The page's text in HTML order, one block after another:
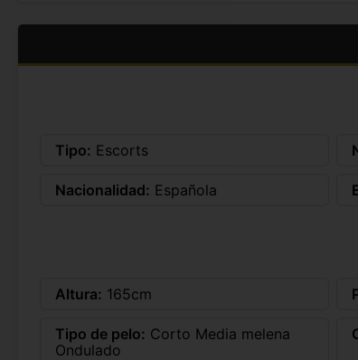
Tipo: Escorts
Nacionalidad: Española
Altura: 165cm
Tipo de pelo: Corto Media melena
Ondulado